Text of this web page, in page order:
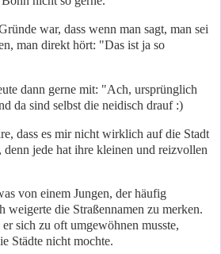
war, dass wenn man sagt, man sei
man direkt hört: "Das ist ja so
dann gerne mit: "Ach, ursprünglich
da sind selbst die neidisch drauf :)
dass es mir nicht wirklich auf die Stadt
jede hat ihre kleinen und reizvollen
von einem Jungen, der häufig
weigerte die Straßennamen zu merken.
sich zu oft umgewöhnen musste,
Städte nicht mochte.